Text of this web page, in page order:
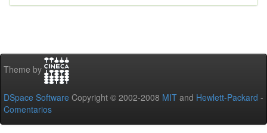
Theme by
DSpace Software Copyright © 2002-2008 MIT and Hewlett-Packard -
Comentarios